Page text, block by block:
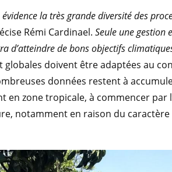
la très grande diversité des
Rémi Cardinael. Seule une gestion
d’atteindre de bons objectifs
globales doivent être adaptées au
données restent à
en zone tropicale, à commencer par
notamment en raison du